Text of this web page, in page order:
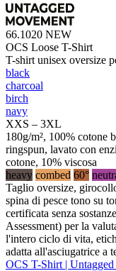
66.1020 NEW
OCS Loose T-Shirt
T-shirt unisex oversize
black
charcoal
birch
navy
XXS – 3XL
180g/m², 100% cotone
ringspun, lavato con
cotone, 10% viscosa
heavy combed 60°
Taglio oversize,
spina di pesce tono su
certificata senza
Assessment) per la
l'intero ciclo di vita,
adatta all'asciugatrice a
OCS T-Shirt |